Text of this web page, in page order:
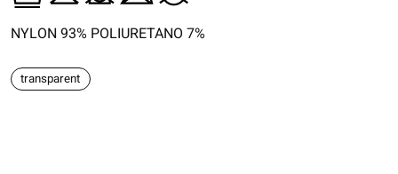
NYLON 93% POLIURETANO 7%
transparent